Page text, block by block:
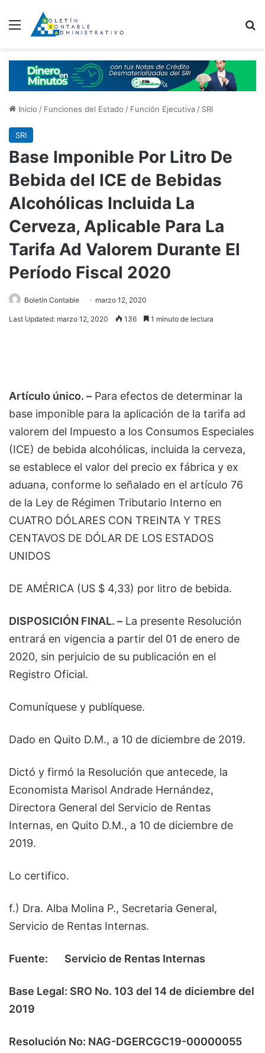
Menú
Inicio / Funciones del Estado / Función Ejecutiva / SRI
SRI
Base Imponible Por Litro De
Bebida del ICE de Bebidas
Alcohólicas Incluida La
Cerveza, Aplicable Para La
Tarifa Ad Valorem Durante El
Período Fiscal 2020
Boletín Contable marzo 12, 2020
Last Updated: marzo 12, 2020 136 1 minuto de lectura
Artículo único. – Para efectos de determinar la
base imponible para la aplicación de la tarifa ad
valorem del Impuesto a los Consumos Especiales
(ICE) de bebida alcohólicas, incluida la cerveza,
se establece el valor del precio ex fábrica y ex
aduana, conforme lo señalado en el artículo 76
de la Ley de Régimen Tributario Interno en
CUATRO DÓLARES CON TREINTA Y TRES
CENTAVOS DE DÓLAR DE LOS ESTADOS
UNIDOS
DE AMÉRICA (US $ 4,33) por litro de bebida.
DISPOSICIÓN FINAL. – La presente Resolución
entrará en vigencia a partir del 01 de enero de
2020, sin perjuicio de su publicación en el
Registro Oficial.
Comuníquese y publíquese.
Dado en Quito D.M., a 10 de diciembre de 2019.
Dictó y firmó la Resolución que antecede, la
Economista Marisol Andrade Hernández,
Directora General del Servicio de Rentas
Internas, en Quito D.M., a 10 de diciembre de
2019.
Lo certifico.
f.) Dra. Alba Molina P., Secretaria General,
Servicio de Rentas Internas.
Fuente: Servicio de Rentas Internas
Base Legal: SRO No. 103 del 14 de diciembre del
2019
Resolución No: NAG-DGERCGC19-00000055